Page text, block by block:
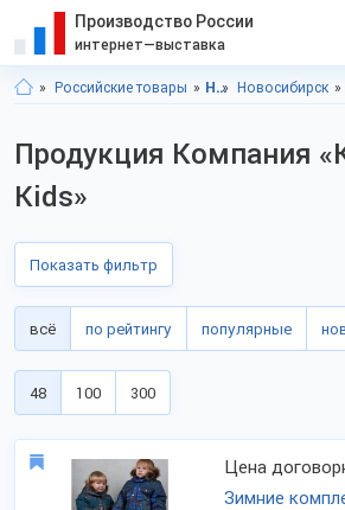
Производство России
интернет—выставка
Российские товары Новосибирская область Новосибирск
Продукция Компания
Kids»
Показать фильтр
всё по рейтингу популярные
48 100 300
Цена
Зимние